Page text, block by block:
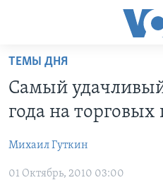
Перейти
основной
контент
навигации
ПРОГРАММЫ
НОВОСТИ ЗА МИНУТУ
ИТОГИ
УЧИМ АНГЛИЙСКИЙ
НАША АМЕРИКАНСКАЯ
ЭКСПЕРТИЗА
ИНТЕРВЬЮ
ТЕМЫ ДНЯ
Самый удачливый
года на
Михаил Гуткин
01 Октябрь, 2010 03:00